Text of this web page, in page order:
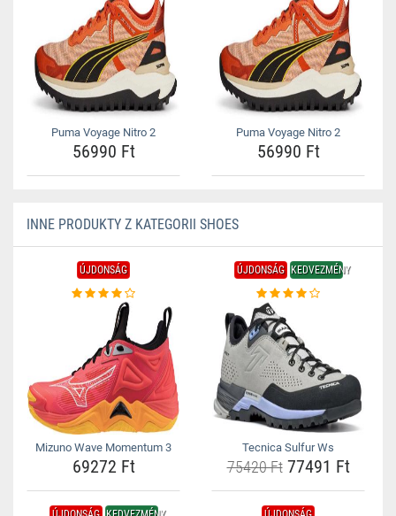
Puma Voyage Nitro 2
56990 Ft
Puma Voyage Nitro 2
56990 Ft
INNE PRODUKTY Z KATEGORII SHOES
ÚJDONSÁG
Mizuno Wave Momentum 3
69272 Ft
ÚJDONSÁG KEDVEZMÉNY
Tecnica Sulfur Ws
75420 Ft77491 Ft